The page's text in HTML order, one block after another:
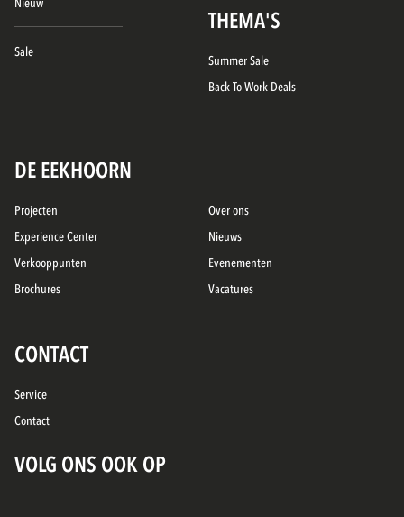
Nieuw
Sale
THEMA'S
Summer Sale
Back To Work Deals
DE EEKHOORN
Projecten
Experience Center
Verkooppunten
Brochures
Over ons
Nieuws
Evenementen
Vacatures
CONTACT
Service
Contact
VOLG ONS OOK OP